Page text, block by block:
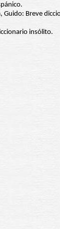
Guido: Breve
insólito.